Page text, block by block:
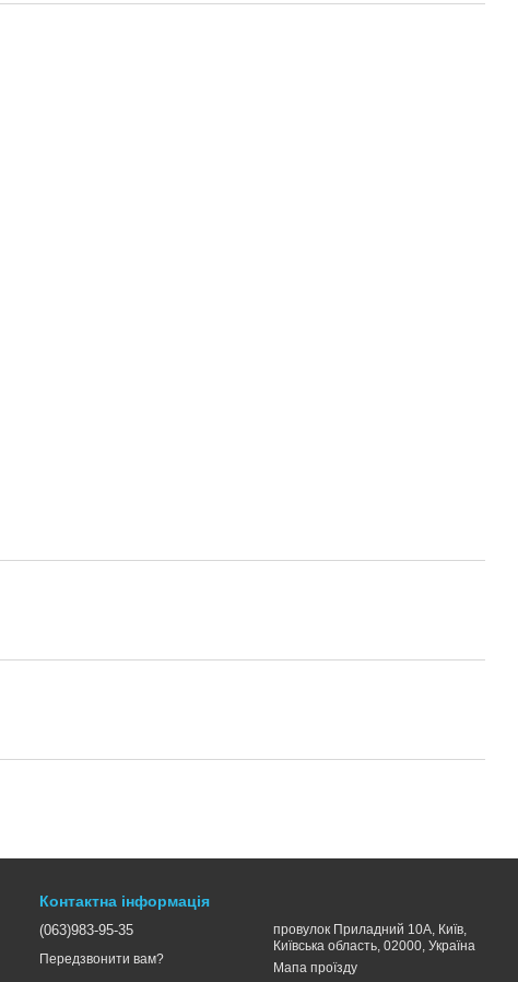
Контактна інформація
(063)983-95-35
Передзвонити вам?
провулок Приладний 10А, Київ,
Київська область, 02000, Україна
Мапа проїзду